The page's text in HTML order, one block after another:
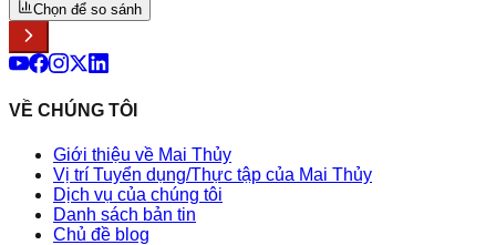
Chọn để so sánh
VỀ CHÚNG TÔI
Giới thiệu về Mai Thủy
Vị trí Tuyển dụng/Thực tập của Mai Thủy
Dịch vụ của chúng tôi
Danh sách bản tin
Chủ đề blog